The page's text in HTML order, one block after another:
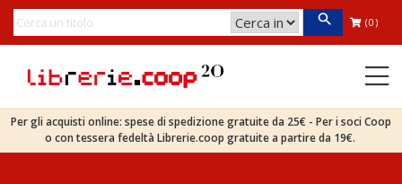
(0)
Per gli acquisti online: spese di spedizione gratuite da 25€ - Per i soci Coop
o con tessera fedeltà Librerie.coop gratuite a partire da 19€.